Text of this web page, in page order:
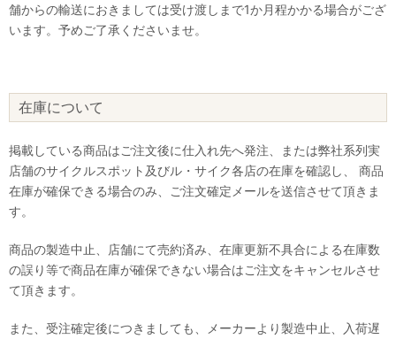
舗からの輸送におきましては受け渡しまで1か月程かかる場合がござ
います。予めご了承くださいませ。
在庫について
掲載している商品はご注文後に仕入れ先へ発注、または弊社系列実
店舗のサイクルスポット及びル・サイク各店の在庫を確認し、 商品
在庫が確保できる場合のみ、ご注文確定メールを送信させて頂きま
す。
商品の製造中止、店舗にて売約済み、在庫更新不具合による在庫数
の誤り等で商品在庫が確保できない場合はご注文をキャンセルさせ
て頂きます。
また、受注確定後につきましても、メーカーより製造中止、入荷遅